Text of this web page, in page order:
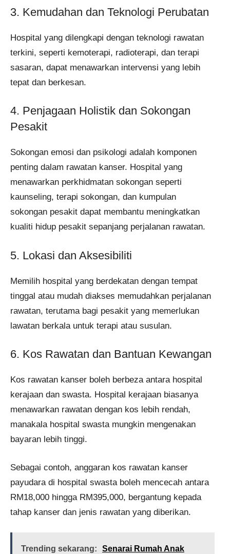
3. Kemudahan dan Teknologi Perubatan
Hospital yang dilengkapi dengan teknologi rawatan
terkini, seperti kemoterapi, radioterapi, dan terapi
sasaran, dapat menawarkan intervensi yang lebih
tepat dan berkesan.
4. Penjagaan Holistik dan Sokongan
Pesakit
Sokongan emosi dan psikologi adalah komponen
penting dalam rawatan kanser. Hospital yang
menawarkan perkhidmatan sokongan seperti
kaunseling, terapi sokongan, dan kumpulan
sokongan pesakit dapat membantu meningkatkan
kualiti hidup pesakit sepanjang perjalanan rawatan.
5. Lokasi dan Aksesibiliti
Memilih hospital yang berdekatan dengan tempat
tinggal atau mudah diakses memudahkan perjalanan
rawatan, terutama bagi pesakit yang memerlukan
lawatan berkala untuk terapi atau susulan.
6. Kos Rawatan dan Bantuan Kewangan
Kos rawatan kanser boleh berbeza antara hospital
kerajaan dan swasta. Hospital kerajaan biasanya
menawarkan rawatan dengan kos lebih rendah,
manakala hospital swasta mungkin mengenakan
bayaran lebih tinggi.
Sebagai contoh, anggaran kos rawatan kanser
payudara di hospital swasta boleh mencecah antara
RM18,000 hingga RM395,000, bergantung kepada
tahap kanser dan jenis rawatan yang diberikan.
Trending sekarang:
Senarai Rumah Anak